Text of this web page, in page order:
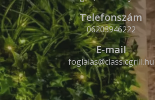
Telefonszám
06203946222
E-mail
foglalas@classicgrill.hu